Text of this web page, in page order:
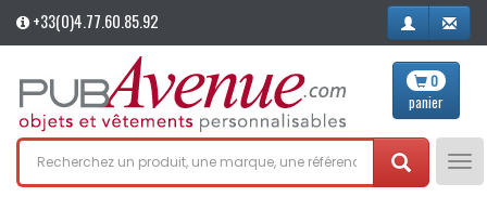
+33(0)4.77.60.85.92
0
panier